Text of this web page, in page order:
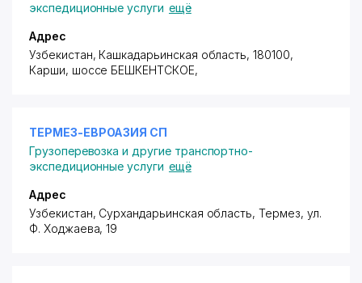
экспедиционные услуги ещё
Адрес
Узбекистан, Кашкадарьинская область, 180100,
Карши, шоссе БЕШКЕНТСКОЕ,
ТЕРМЕЗ-ЕВРОАЗИЯ СП
Грузоперевозка и другие транспортно-
экспедиционные услуги ещё
Адрес
Узбекистан, Сурхандарьинская область, Термез, ул.
Ф. Ходжаева, 19